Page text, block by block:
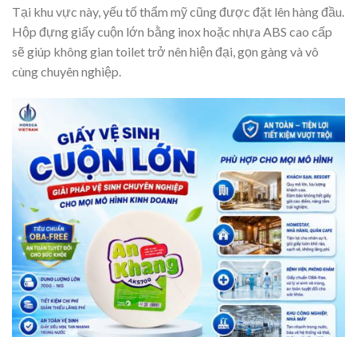
Tại khu vực này, yếu tố thẩm mỹ cũng được đặt lên hàng đầu.
Hộp đựng giấy cuộn lớn bằng inox hoặc nhựa ABS cao cấp
sẽ giúp không gian toilet trở nên hiện đại, gọn gàng và vô
cùng chuyên nghiệp.